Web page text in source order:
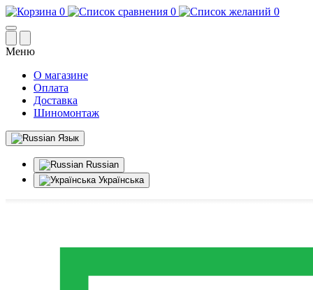
0 0 0
Меню
О магазине
Оплата
Доставка
Шиномонтаж
Язык
Russian
Українська